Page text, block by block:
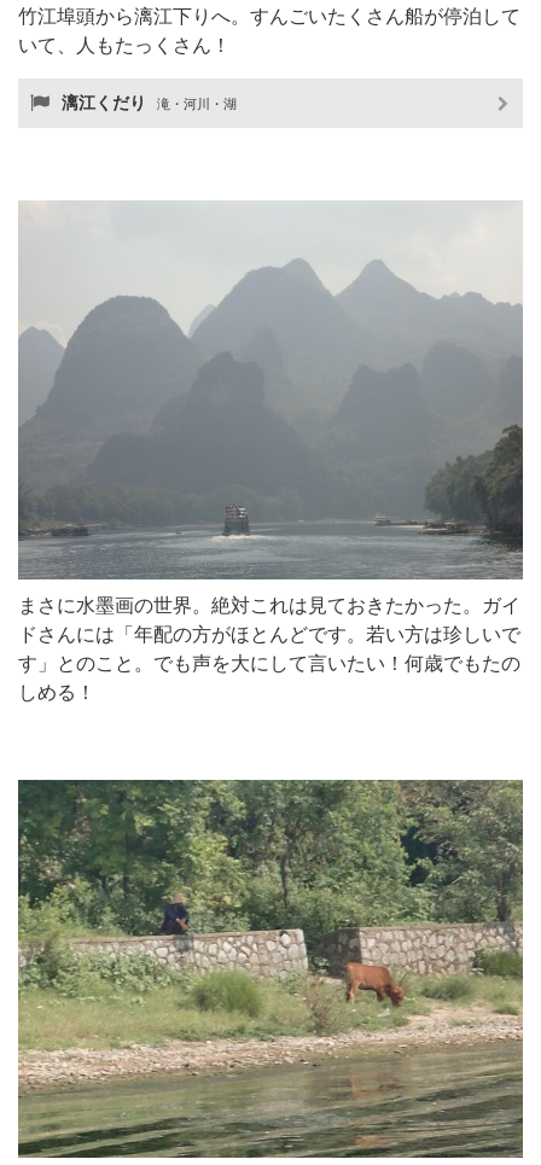
竹江埠頭から漓江下りへ。すんごいたくさん船が停泊して
いて、人もたっくさん！
漓江くだり 滝・河川・湖
まさに水墨画の世界。絶対これは見ておきたかった。ガイ
ドさんには「年配の方がほとんどです。若い方は珍しいで
す」とのこと。でも声を大にして言いたい！何歳でもたの
しめる！